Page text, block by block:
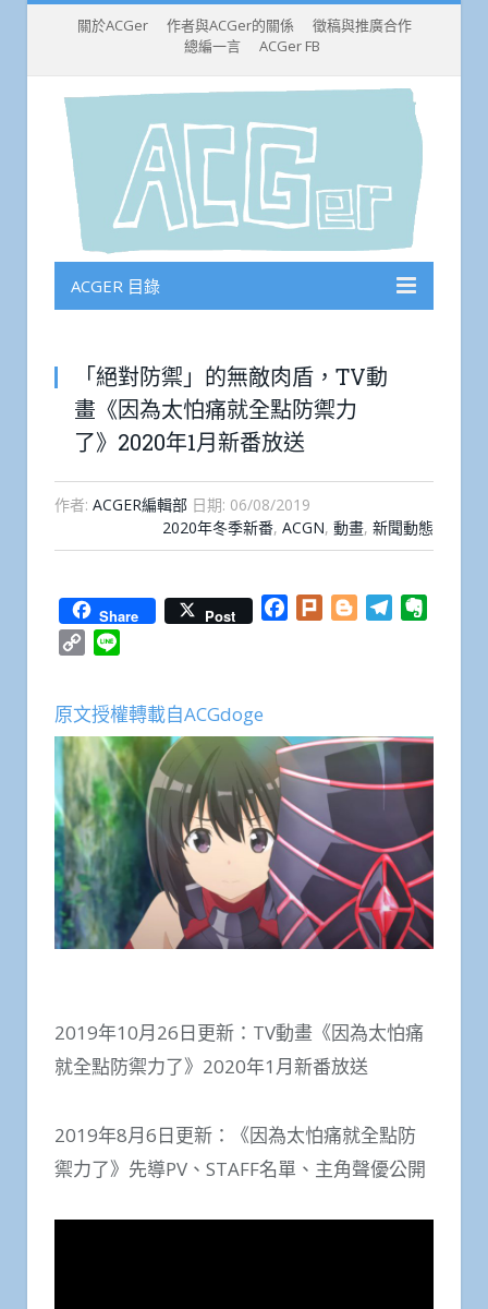
關於ACGer 作者與ACGer的關係
徵稿與推廣合作
總編一言
ACGer FB
ACGER 目錄
「絕對防禦」的無敵肉盾，TV動
畫《因為太怕痛就全點防禦力
了》2020年1月新番放送
作者: ACGER編輯部 日期: 06/08/2019
2020年冬季新番, ACGN, 動畫, 新聞動態
Share Post Facebook
Plurk BloggerTelegram
Copy
原文授權轉載自ACGdoge
2019年10月26日更新：TV動畫《因為太怕痛
就全點防禦力了》2020年1月新番放送
2019年8月6日更新：《因為太怕痛就全點防
禦力了》先導PV、STAFF名單、主角聲優公開